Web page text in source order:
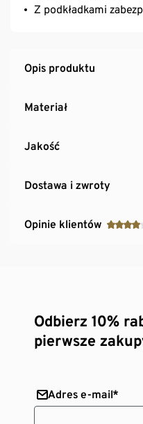
Z podkładkami
Opis produktu
Materiał
Jakość
Dostawa i zwroty
Opinie klientów
Odbierz 10%
pierwsze
Adres e-mail*